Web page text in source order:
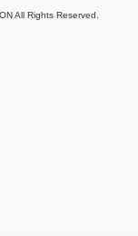
All Rights Reserved.